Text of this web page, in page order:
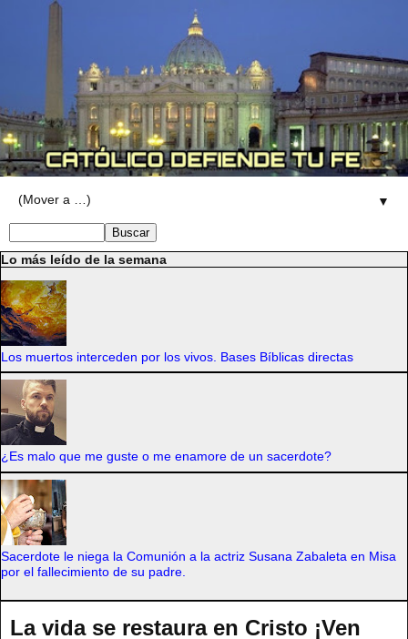
▼
Lo más leído de la semana
Los muertos interceden por los vivos. Bases Bíblicas directas
¿Es malo que me guste o me enamore de un sacerdote?
Sacerdote le niega la Comunión a la actriz Susana Zabaleta en Misa
por el fallecimiento de su padre.
La vida se restaura en Cristo ¡Ven